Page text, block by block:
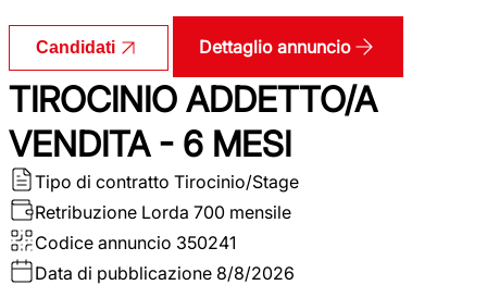
Candidati Dettaglio annuncio
TIROCINIO ADDETTO/A
VENDITA - 6 MESI
Tipo di contratto Tirocinio/Stage
Retribuzione Lorda 700 mensile
Codice annuncio 350241
Data di pubblicazione 8/8/2026